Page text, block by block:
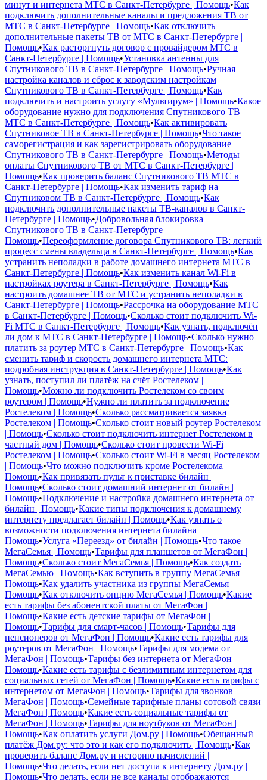
минут и интернета МТС в Санкт-Петербурге | Помощь•Как
подключить дополнительные каналы и предложения ТВ от
МТС в Санкт-Петербурге | Помощь•Как отключить
дополнительные пакеты ТВ от МТС в Санкт-Петербурге |
Помощь•Как расторгнуть договор с провайдером МТС в
Санкт-Петербурге | Помощь•Установка антенны для
Спутникового ТВ в Санкт-Петербурге | Помощь•Ручная
настройка каналов и сброс к заводским настройкам
Спутникового ТВ в Санкт-Петербурге | Помощь•Как
подключить и настроить услугу «Мультирум» | Помощь•Какое
оборудование нужно для подключения Спутникового ТВ
МТС в Санкт-Петербурге | Помощь•Как активировать
Спутниковое ТВ в Санкт-Петербурге | Помощь•Что такое
саморегистрация и как зарегистрировать оборудование
Спутникового ТВ в Санкт-Петербурге | Помощь•Методы
оплаты Спутникового ТВ от МТС в Санкт-Петербурге |
Помощь•Как проверить баланс Спутникового ТВ МТС в
Санкт-Петербурге | Помощь•Как изменить тариф на
Спутниковом ТВ в Санкт-Петербурге | Помощь•Как
подключить дополнительные пакеты ТВ-каналов в Санкт-
Петербурге | Помощь•Добровольная блокировка
Спутникового ТВ в Санкт-Петербурге |
Помощь•Переоформление договора Спутникового ТВ: легкий
процесс смены владельца в Санкт-Петербурге | Помощь•Как
устранить неполадки в работе домашнего интернета МТС в
Санкт-Петербурге | Помощь•Как изменить канал Wi-Fi в
настройках роутера в Санкт-Петербурге | Помощь•Как
настроить домашнее ТВ от МТС и устранить неполадки в
Санкт-Петербурге | Помощь•Рассрочка на оборудование МТС
в Санкт-Петербурге | Помощь•Сколько стоит подключить Wi-
Fi МТС в Санкт-Петербурге | Помощь•Как узнать, подключён
ли дом к МТС в Санкт-Петербурге | Помощь•Сколько нужно
платить за роутер МТС в Санкт-Петербурге | Помощь•Как
сменить тариф и скорость домашнего интернета МТС:
подробная инструкция в Санкт-Петербурге | Помощь•Как
узнать, поступил ли платёж на счёт Ростелеком |
Помощь•Можно ли подключить Ростелеком со своим
роутером | Помощь•Нужно ли платить за подключение
Ростелеком | Помощь•Сколько рассматривается заявка
Ростелеком | Помощь•Сколько стоит новый роутер Ростелеком
| Помощь•Сколько стоит подключить интернет Ростелеком в
частный дом | Помощь•Сколько стоит провести Wi-Fi
Ростелеком | Помощь•Сколько стоит Wi-Fi в месяц Ростелеком
| Помощь•Что можно подключить кроме Ростелекома |
Помощь•Как привязать пульт к приставке билайн |
Помощь•Сколько стоит домашний интернет от билайн |
Помощь•Подключение и настройка домашнего интернета от
билайн | Помощь•Какие типы подключения к домашнему
интернету предлагает билайн | Помощь•Как узнать о
возможности подключения интернета билайна |
Помощь•Услуга «Переезд» от билайн | Помощь•Что такое
МегаСемья | Помощь•Тарифы для планшетов от МегаФон |
Помощь•Сколько стоит МегаСемья | Помощь•Как создать
МегаСемью | Помощь•Как вступить в группу МегаСемья |
Помощь•Как удалить участника из группы МегаСемья |
Помощь•Как отключить опцию МегаСемья | Помощь•Какие
есть тарифы без абонентской платы от МегаФон |
Помощь•Какие есть детские тарифы от МегаФон |
Помощь•Тарифы для смарт-часов | Помощь•Тарифы для
пенсионеров от МегаФон | Помощь•Какие есть тарифы для
роутеров от МегаФон | Помощь•Тарифы для модема от
МегаФон | Помощь•Тарифы без интернета от МегаФон |
Помощь•Какие есть тарифы с безлимитным интернетом для
социальных сетей от МегаФон | Помощь•Какие есть тарифы с
интернетом от МегаФон | Помощь•Тарифы для звонков
МегаФон | Помощь•Семейные тарифные планы сотовой связи
МегаФон | Помощь•Какие есть социальные тарифы от
МегаФон | Помощь•Тарифы для ноутбуков от МегаФон |
Помощь•Как оплатить услуги Дом.ру | Помощь•Обещанный
платёж Дом.ру: что это и как его подключить | Помощь•Как
проверить баланс Дом.ру и историю начислений |
Помощь•Что делать, если нет доступа к интернету Дом.ру |
Помощь•Что делать, если не все каналы отображаются |